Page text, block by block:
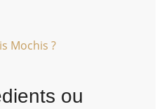
Mochis ?
ou